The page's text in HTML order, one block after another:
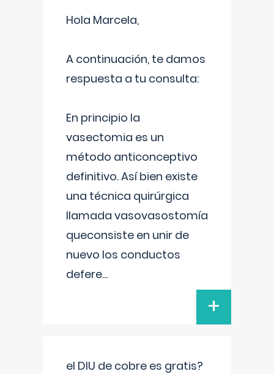
Hola Marcela,
A continuación, te damos
respuesta a tu consulta:
En principio la
vasectomia es un
método anticonceptivo
definitivo. Así bien existe
una técnica quirúrgica
llamada vasovasostomía
queconsiste en unir de
nuevo los conductos
defere...
+
el DIU de cobre es gratis?